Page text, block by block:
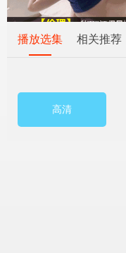
播放选集 相关推荐
高清